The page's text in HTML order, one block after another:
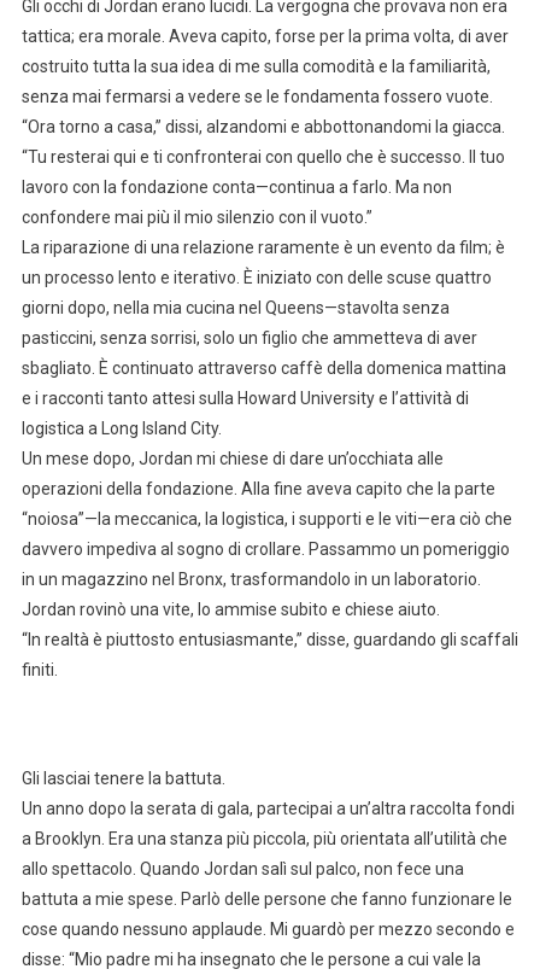
Gli occhi di Jordan erano lucidi. La vergogna che provava non era
tattica; era morale. Aveva capito, forse per la prima volta, di aver
costruito tutta la sua idea di me sulla comodità e la familiarità,
senza mai fermarsi a vedere se le fondamenta fossero vuote.
“Ora torno a casa,” dissi, alzandomi e abbottonandomi la giacca.
“Tu resterai qui e ti confronterai con quello che è successo. Il tuo
lavoro con la fondazione conta—continua a farlo. Ma non
confondere mai più il mio silenzio con il vuoto.”
La riparazione di una relazione raramente è un evento da film; è
un processo lento e iterativo. È iniziato con delle scuse quattro
giorni dopo, nella mia cucina nel Queens—stavolta senza
pasticcini, senza sorrisi, solo un figlio che ammetteva di aver
sbagliato. È continuato attraverso caffè della domenica mattina
e i racconti tanto attesi sulla Howard University e l’attività di
logistica a Long Island City.
Un mese dopo, Jordan mi chiese di dare un’occhiata alle
operazioni della fondazione. Alla fine aveva capito che la parte
“noiosa”—la meccanica, la logistica, i supporti e le viti—era ciò che
davvero impediva al sogno di crollare. Passammo un pomeriggio
in un magazzino nel Bronx, trasformandolo in un laboratorio.
Jordan rovinò una vite, lo ammise subito e chiese aiuto.
“In realtà è piuttosto entusiasmante,” disse, guardando gli scaffali
finiti.
Gli lasciai tenere la battuta.
Un anno dopo la serata di gala, partecipai a un’altra raccolta fondi
a Brooklyn. Era una stanza più piccola, più orientata all’utilità che
allo spettacolo. Quando Jordan salì sul palco, non fece una
battuta a mie spese. Parlò delle persone che fanno funzionare le
cose quando nessuno applaude. Mi guardò per mezzo secondo e
disse: “Mio padre mi ha insegnato che le persone a cui vale la